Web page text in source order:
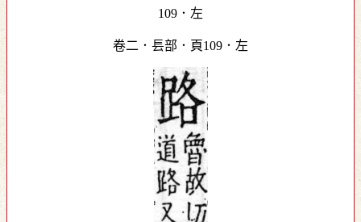
卷二．镸部．頁109．左